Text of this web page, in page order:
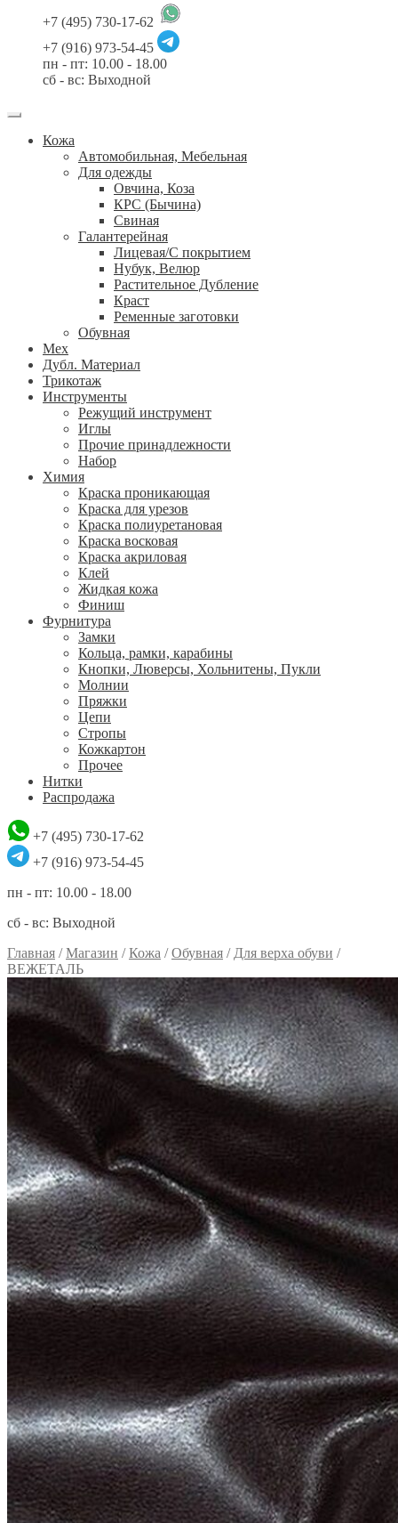
+7 (495) 730-17-62
+7 (916) 973-54-45
пн - пт: 10.00 - 18.00
сб - вс: Выходной
Кожа
Автомобильная, Мебельная
Для одежды
Овчина, Коза
КРС (Бычина)
Свиная
Галантерейная
Лицевая/С покрытием
Нубук, Велюр
Растительное Дубление
Краст
Ременные заготовки
Обувная
Мех
Дубл. Материал
Трикотаж
Инструменты
Режущий инструмент
Иглы
Прочие принадлежности
Набор
Химия
Краска проникающая
Краска для урезов
Краска полиуретановая
Краска восковая
Краска акриловая
Клей
Жидкая кожа
Финиш
Фурнитура
Замки
Кольца, рамки, карабины
Кнопки, Люверсы, Хольнитены, Пукли
Молнии
Пряжки
Цепи
Стропы
Кожкартон
Прочее
Нитки
Распродажа
+7 (495) 730-17-62
+7 (916) 973-54-45
пн - пт: 10.00 - 18.00
сб - вс: Выходной
Главная /Магазин /Кожа /Обувная / Для верха обуви /
ВЕЖЕТАЛЬ